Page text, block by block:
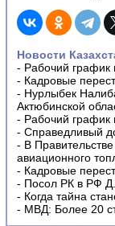
Новости
- Рабочий график
- Кадровые
- Нурлыбек
Актюбинской
- Рабочий график
- Справедливый
- В
авиационного
- Кадровые
- Посол РК в РФ
- Когда тайна
- МВД: Более 20